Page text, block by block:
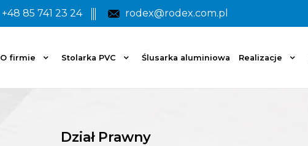
+48 85 741 23 24 rodex@rodex.com.pl
O firmie Stolarka PVC Ślusarka aluminiowa Realizacje
Dział Prawny